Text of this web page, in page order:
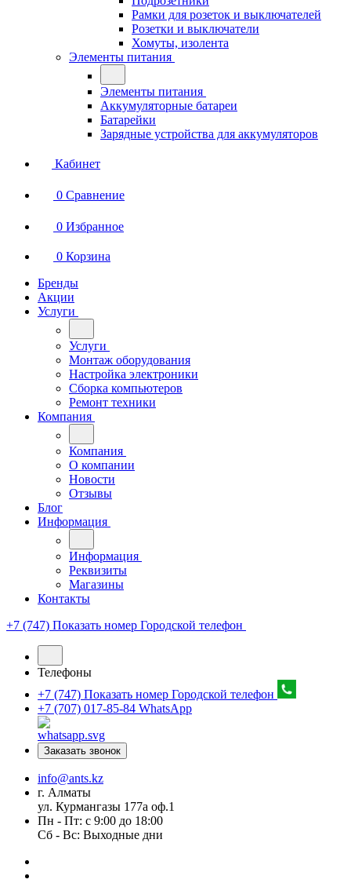
Рамки для розеток и выключателей
Розетки и выключатели
Хомуты, изолента
Элементы питания
Элементы питания
Аккумуляторные батареи
Батарейки
Зарядные устройства для аккумуляторов
Кабинет
0 Сравнение
0 Избранное
0 Корзина
Бренды
Акции
Услуги
Услуги
Монтаж оборудования
Настройка электроники
Сборка компьютеров
Ремонт техники
Компания
Компания
О компании
Новости
Отзывы
Блог
Информация
Информация
Реквизиты
Магазины
Контакты
+7 (747) Показать номер Городской телефон
Телефоны
+7 (747) Показать номер Городской телефон
+7 (707) 017-85-84 WhatsApp
Заказать звонок
info@ants.kz
г. Алматы
ул. Курмангазы 177а оф.1
Пн - Пт: с 9:00 до 18:00
Сб - Вс: Выходные дни